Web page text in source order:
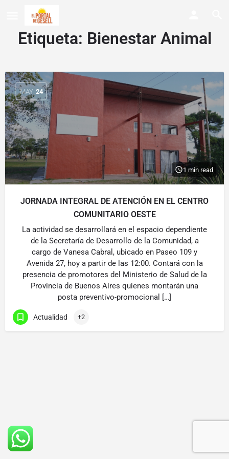
Etiqueta: Bienestar Animal
MAY 24
1 min read
JORNADA INTEGRAL DE ATENCIÓN EN EL CENTRO
COMUNITARIO OESTE
La actividad se desarrollará en el espacio dependiente
de la Secretaría de Desarrollo de la Comunidad, a
cargo de Vanesa Cabral, ubicado en Paseo 109 y
Avenida 27, hoy a partir de las 12:00. Contará con la
presencia de promotores del Ministerio de Salud de la
Provincia de Buenos Aires quienes montarán una
posta preventivo-promocional […]
Actualidad +2